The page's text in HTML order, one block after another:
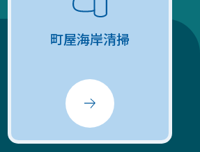
町屋海岸清掃